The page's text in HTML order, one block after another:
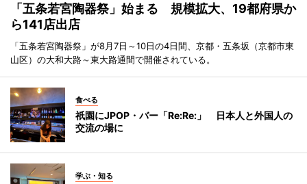
「五条若宮陶器祭」始まる 規模拡大、19都府県か
ら141店出店
「五条若宮陶器祭」が8月7日～10日の4日間、京都・五条坂（京都市東
山区）の大和大路～東大路通間で開催されている。
食べる
祇園にJPOP・バー「Re:Re:」 日本人と外国人の
交流の場に
学ぶ・知る